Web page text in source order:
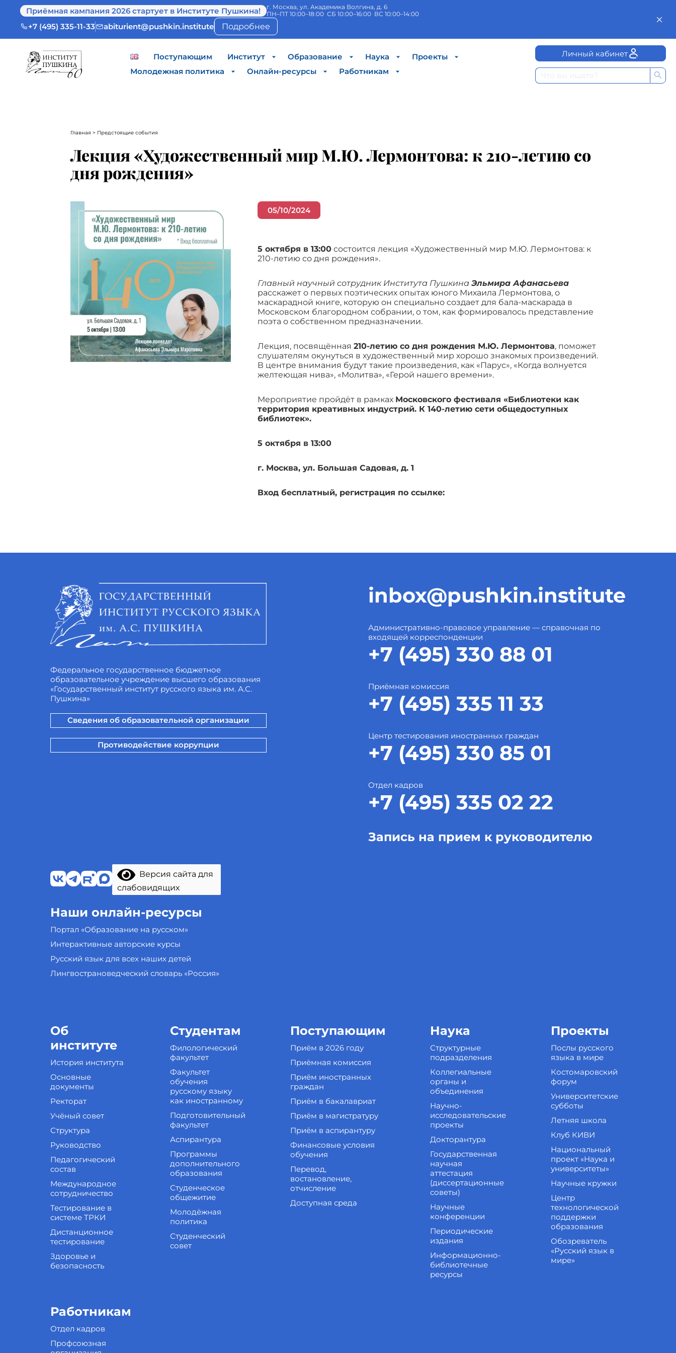
Приёмная кампания 2026 стартует в Институте Пушкина!
г. Москва, ул. Академика Волгина, д. 6
ПН–ПТ 10:00–18:00 СБ 10:00–16:00 ВС 10:00–14:00
+7 (495) 335-11-33 abiturient@pushkin.institute Подробнее
Поступающим Институт Образование Наука
Проекты
Молодежная политика
Онлайн-ресурсы Работникам
Личный кабинет
Главная > Предстоящие события
Лекция «Художественный мир М.Ю. Лермонтова: к 210-летию со
дня рождения»
05/10/2024
5 октября в 13:00 состоится лекция «Художественный мир М.Ю. Лермонтова: к
210-летию со дня рождения».
Главный научный сотрудник Института ПушкинаЭльмира Афанасьева
расскажет о первых поэтических опытах юного Михаила Лермонтова, о
маскарадной книге, которую он специально создает для бала-маскарада в
Московском благородном собрании, о том, как формировалось представление
поэта о собственном предназначении.
Лекция, посвящённая210-летию со дня рождения М.Ю. Лермонтова, поможет
слушателям окунуться в художественный мир хорошо знакомых произведений.
В центре внимания будут такие произведения, как «Парус», «Когда волнуется
желтеющая нива», «Молитва», «Герой нашего времени».
Мероприятие пройдёт в рамках Московского фестиваля «Библиотеки как
территория креативных индустрий. К 140-летию сети общедоступных
библиотек».
5 октября в 13:00
г. Москва, ул. Большая Садовая, д. 1
Вход бесплатный, регистрация по ссылке:
Федеральное государственное бюджетное
образовательное учреждение высшего образования
«Государственный институт русского языка им. А.С.
Пушкина»
Сведения об образовательной организации
Противодействие коррупции
inbox@pushkin.institute
Административно-правовое управление — справочная по
входящей корреспонденции
+7 (495) 330 88 01
Приёмная комиссия
+7 (495) 335 11 33
Центр тестирования иностранных граждан
+7 (495) 330 85 01
Отдел кадров
+7 (495) 335 02 22
Запись на прием к руководителю
Версия сайта для
слабовидящих
Наши онлайн-ресурсы
Портал «Образование на русском»
Интерактивные авторские курсы
Русский язык для всех наших детей
Лингвострановедческий словарь «Россия»
Об
институте
История института
Основные
документы
Ректорат
Учёный совет
Структура
Руководство
Педагогический
состав
Международное
сотрудничество
Тестирование в
системе ТРКИ
Дистанционное
тестирование
Здоровье и
безопасность
Студентам
Филологический
факультет
Факультет
обучения
русскому языку
как иностранному
Подготовительный
факультет
Аспирантура
Программы
дополнительного
образования
Студенческое
общежитие
Молодёжная
политика
Студенческий
совет
Поступающим
Приём в 2026 году
Приёмная комиссия
Приём иностранных
граждан
Приём в бакалавриат
Приём в магистратуру
Приём в аспирантуру
Финансовые условия
обучения
Перевод,
востановление,
отчисление
Доступная среда
Наука
Структурные
подразделения
Коллегиальные
органы и
объединения
Научно-
исследовательские
проекты
Докторантура
Государственная
научная
аттестация
(диссертационные
советы)
Научные
конференции
Периодические
издания
Информационно-
библиотечные
ресурсы
Проекты
Послы русского
языка в мире
Костомаровский
форум
Университетские
субботы
Летняя школа
Клуб КИВИ
Национальный
проект «Наука и
университеты»
Научные кружки
Центр
технологической
поддержки
образования
Обозреватель
«Русский язык в
мире»
Работникам
Отдел кадров
Профсоюзная